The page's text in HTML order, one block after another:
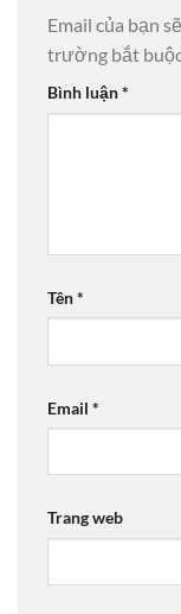
Email của bạn
trường bắt
Bình luận*
Tên*
Email *
Trang web